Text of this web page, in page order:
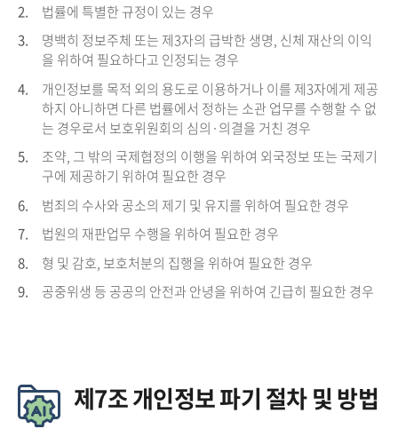
2.
법률에 특별한 규정이 있는 경우
3.
명백히 정보주체 또는 제3자의 급박한 생명, 신체 재산의 이익
을 위하여 필요하다고 인정되는 경우
4.
개인정보를 목적 외의 용도로 이용하거나 이를 제3자에게 제공
하지 아니하면 다른 법률에서 정하는 소관 업무를 수행할 수 없
는 경우로서 보호위원회의 심의·의결을 거친 경우
5.
조약, 그 밖의 국제협정의 이행을 위하여 외국정보 또는 국제기
구에 제공하기 위하여 필요한 경우
6.
범죄의 수사와 공소의 제기 및 유지를 위하여 필요한 경우
7.
법원의 재판업무 수행을 위하여 필요한 경우
8.
형 및 감호, 보호처분의 집행을 위하여 필요한 경우
9.
공중위생 등 공공의 안전과 안녕을 위하여 긴급히 필요한 경우
제7조 개인정보 파기 절차 및 방법